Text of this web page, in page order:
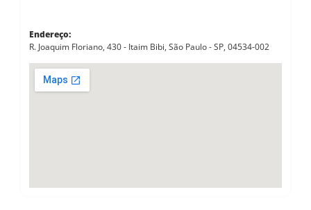
Endereço:
R. Joaquim Floriano, 430 - Itaim Bibi, São Paulo - SP, 04534-002